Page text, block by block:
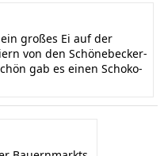
großes Ei auf der
von den Schönebecker-
gab es einen Schoko-